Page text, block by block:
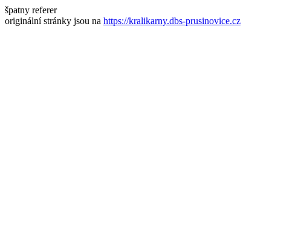
špatny referer
originální stránky jsou na https://kralikarny.dbs-prusinovice.cz